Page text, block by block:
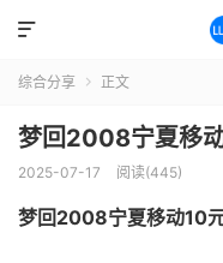

综合分享  正文
梦回2008宁夏移
2025-07-17 阅读(445)
梦回2008宁夏移动10